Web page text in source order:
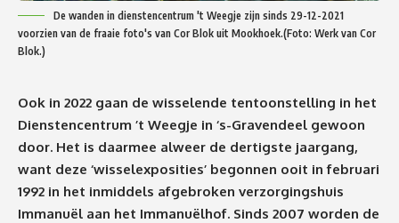
De wanden in dienstencentrum 't Weegje zijn sinds 29-12-2021
voorzien van de fraaie foto's van Cor Blok uit Mookhoek.(Foto: Werk van Cor
Blok.)
Ook in 2022 gaan de wisselende tentoonstelling in het
Dienstencentrum ’t Weegje in ‘s-Gravendeel gewoon
door. Het is daarmee alweer de dertigste jaargang,
want deze ‘wisselexposities’ begonnen ooit in februari
1992 in het inmiddels afgebroken verzorgingshuis
Immanuël aan het Immanuëlhof. Sinds 2007 worden de